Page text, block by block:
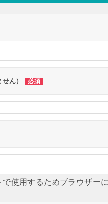
せん） 必須
で使用するためブラウザー